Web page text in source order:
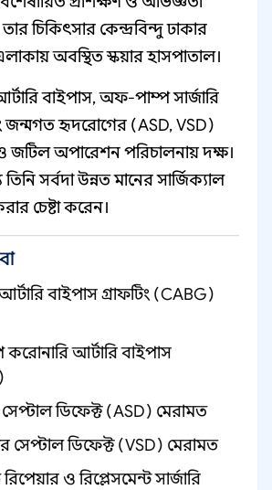
চিকিৎসার কেন্দ্রবিন্দু ঢাকার
অবস্থিত স্কয়ার হাসপাতাল।
বাইপাস, অফ-পাম্প সার্জারি
জন্মগত হৃদরোগের (ASD, VSD)
জটিল অপারেশন পরিচালনায় দক্ষ।
সর্বদা উন্নত মানের সার্জিক্যাল
চেষ্টা করেন।
বাইপাস গ্রাফটিং (CABG)
আর্টারি বাইপাস
সেপ্টাল ডিফেক্ট (ASD) মেরামত
সেপ্টাল ডিফেক্ট (VSD) মেরামত
ও রিপ্লেসমেন্ট সার্জারি